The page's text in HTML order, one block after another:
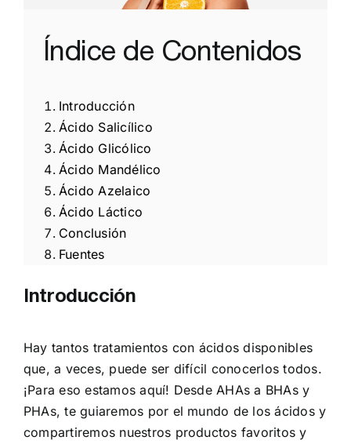
Índice de Contenidos
Introducción
Ácido Salicílico
Ácido Glicólico
Ácido Mandélico
Ácido Azelaico
Ácido Láctico
Conclusión
Fuentes
Introducción
Hay tantos tratamientos con ácidos disponibles
que, a veces, puede ser difícil conocerlos todos.
¡Para eso estamos aquí! Desde AHAs a BHAs y
PHAs, te guiaremos por el mundo de los ácidos y
compartiremos nuestros productos favoritos y